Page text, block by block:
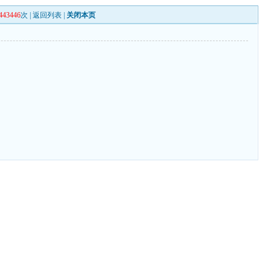
次 |返回列表 关闭本页